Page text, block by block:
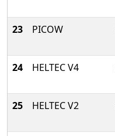
23
PICOW
24
HELTEC V4
25
HELTEC V2